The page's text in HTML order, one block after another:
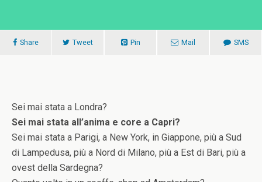
Share Tweet Pin Mail SMS
Sei mai stata a Londra?
Sei mai stata all’anima e core a Capri?
Sei mai stata a Parigi, a New York, in Giappone, più a Sud
di Lampedusa, più a Nord di Milano, più a Est di Bari, più a
ovest della Sardegna?